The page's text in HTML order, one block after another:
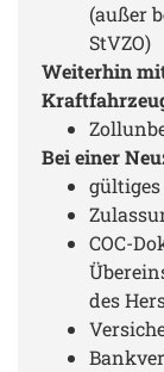
(außer
StVZO)
Weiterhin
Bei einer
COC-
des